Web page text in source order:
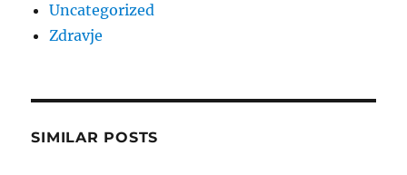
Uncategorized
Zdravje
SIMILAR POSTS